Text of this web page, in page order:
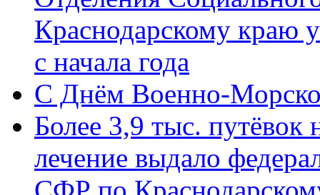
Краснодарскому краю
с начала года
C Днём Военно-
Более 3,9 тыс. путёвок
лечение выдало